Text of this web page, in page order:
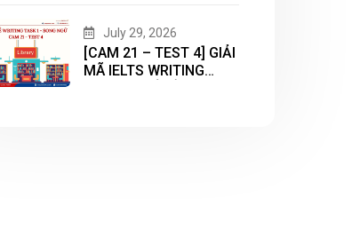
July 29, 2026
[CAM 21 – TEST 4] GIẢI
MÃ IELTS WRITING